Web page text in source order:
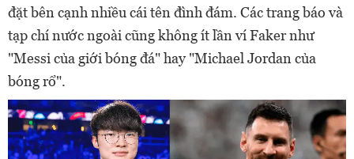
đặt bên cạnh nhiều cái tên đình đám. Các trang báo và
tạp chí nước ngoài cũng không ít lần ví Faker như
"Messi của giới bóng đá" hay "Michael Jordan của
bóng rổ".